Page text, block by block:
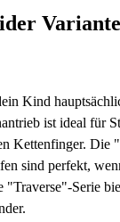
Kind
ist ideal für
Kettenfinger. Die
sind perfekt,
"Traverse"-Serie